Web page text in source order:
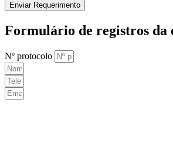
Enviar Requerimento
Formulário de registros da
Nº protocolo